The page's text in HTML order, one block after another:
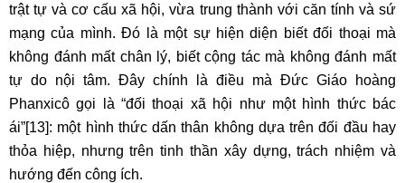
trật tự và cơ cấu xã hội, vừa trung thành với căn tính và sứ
mạng của mình. Đó là một sự hiện diện biết đối thoại mà
không đánh mất chân lý, biết cộng tác mà không đánh mất
tự do nội tâm. Đây chính là điều mà Đức Giáo hoàng
Phanxicô gọi là “đối thoại xã hội như một hình thức bác
ái”[13]: một hình thức dấn thân không dựa trên đối đầu hay
thỏa hiệp, nhưng trên tinh thần xây dựng, trách nhiệm và
hướng đến công ích.